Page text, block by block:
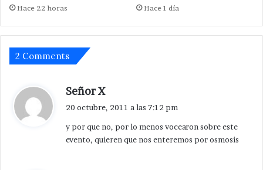
Hace 22 horas Hace 1 día
2 Comments
Señor Xd
e
:
20 octubre, 2011 a las 7:12 pm
y por que no, por lo menos vocearon sobre este
evento, quieren que nos enteremos por osmosis